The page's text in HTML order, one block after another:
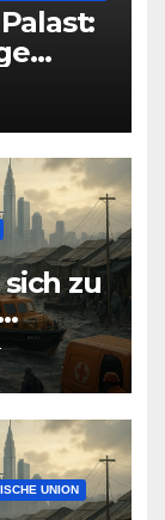
zu
UNION